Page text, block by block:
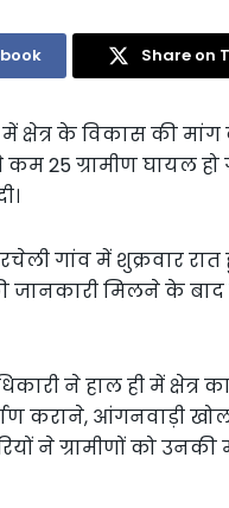
Share on
क्षेत्र के विकास की
25 ग्रामीण घायल
गांव में शुक्रवार रात
मिलने के
ने हाल ही में क्षेत्र
कराने, आंगनवाड़ी
ने ग्रामीणों को